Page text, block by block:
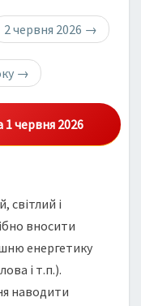
2 червня 2026 →
→
1 червня 2026
світлий і
вносити
енергетику
і т.п.).
наводити